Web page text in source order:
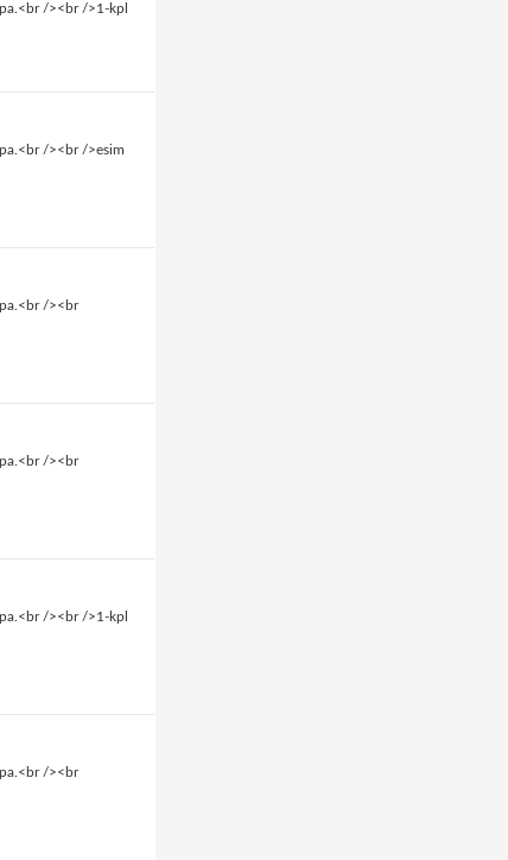
/><br />1-kpl
/><br />esim
/><br
/><br
/><br />1-kpl
/><br